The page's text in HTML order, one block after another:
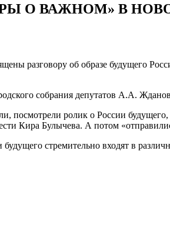
О ВАЖНОМ» В
разговору об образе будущего
собрания депутатов А.А.
ролик о России
Кира Булычева. А потом
стремительно входят в